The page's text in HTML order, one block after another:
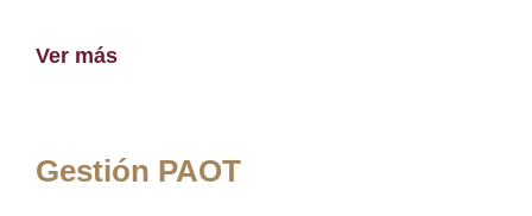
Ver más
Gestión PAOT